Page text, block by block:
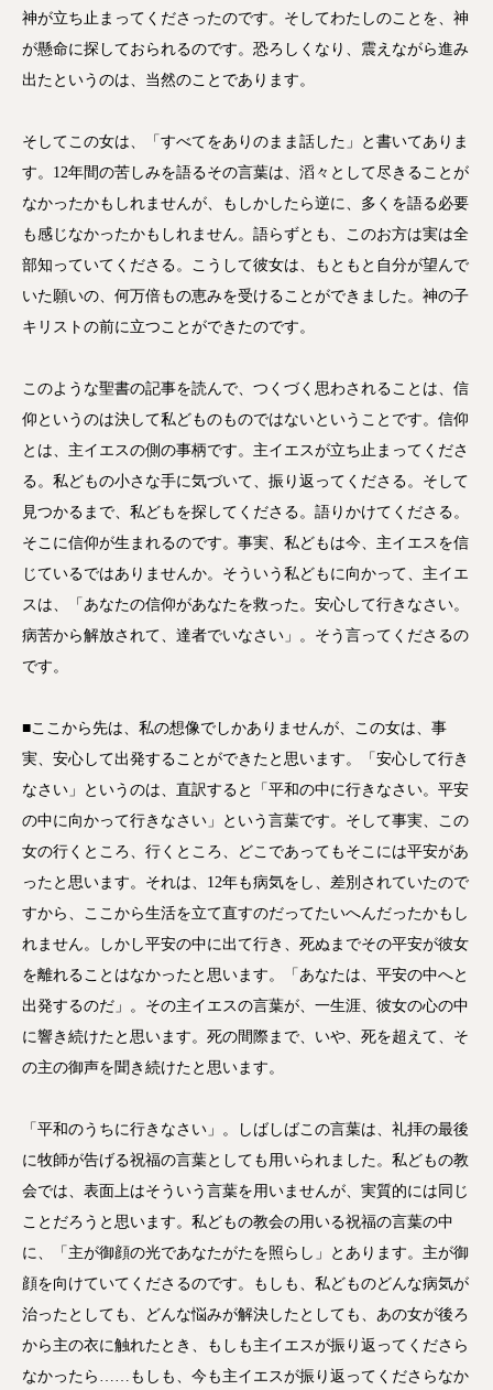
神が立ち止まってくださったのです。そしてわたしのことを、神
が懸命に探しておられるのです。恐ろしくなり、震えながら進み
出たというのは、当然のことであります。
そしてこの女は、「すべてをありのまま話した」と書いてありま
す。12年間の苦しみを語るその言葉は、滔々として尽きることが
なかったかもしれませんが、もしかしたら逆に、多くを語る必要
も感じなかったかもしれません。語らずとも、このお方は実は全
部知っていてくださる。こうして彼女は、もともと自分が望んで
いた願いの、何万倍もの恵みを受けることができました。神の子
キリストの前に立つことができたのです。
このような聖書の記事を読んで、つくづく思わされることは、信
仰というのは決して私どものものではないということです。信仰
とは、主イエスの側の事柄です。主イエスが立ち止まってくださ
る。私どもの小さな手に気づいて、振り返ってくださる。そして
見つかるまで、私どもを探してくださる。語りかけてくださる。
そこに信仰が生まれるのです。事実、私どもは今、主イエスを信
じているではありませんか。そういう私どもに向かって、主イエ
スは、「あなたの信仰があなたを救った。安心して行きなさい。
病苦から解放されて、達者でいなさい」。そう言ってくださるの
です。
■ここから先は、私の想像でしかありませんが、この女は、事
実、安心して出発することができたと思います。「安心して行き
なさい」というのは、直訳すると「平和の中に行きなさい。平安
の中に向かって行きなさい」という言葉です。そして事実、この
女の行くところ、行くところ、どこであってもそこには平安があ
ったと思います。それは、12年も病気をし、差別されていたので
すから、ここから生活を立て直すのだってたいへんだったかもし
れません。しかし平安の中に出て行き、死ぬまでその平安が彼女
を離れることはなかったと思います。「あなたは、平安の中へと
出発するのだ」。その主イエスの言葉が、一生涯、彼女の心の中
に響き続けたと思います。死の間際まで、いや、死を超えて、そ
の主の御声を聞き続けたと思います。
「平和のうちに行きなさい」。しばしばこの言葉は、礼拝の最後
に牧師が告げる祝福の言葉としても用いられました。私どもの教
会では、表面上はそういう言葉を用いませんが、実質的には同じ
ことだろうと思います。私どもの教会の用いる祝福の言葉の中
に、「主が御顔の光であなたがたを照らし」とあります。主が御
顔を向けていてくださるのです。もしも、私どものどんな病気が
治ったとしても、どんな悩みが解決したとしても、あの女が後ろ
から主の衣に触れたとき、もしも主イエスが振り返ってくださら
なかったら……もしも、今も主イエスが振り返ってくださらなか